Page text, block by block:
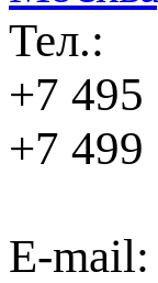
Тел.:
+7 495
+7 499
E-mail: